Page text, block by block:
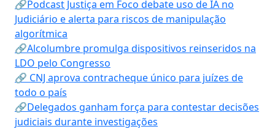
🔗Podcast Justiça em Foco debate uso de IA no
Judiciário e alerta para riscos de manipulação
algorítmica
🔗Alcolumbre promulga dispositivos reinseridos na
LDO pelo Congresso
🔗 CNJ aprova contracheque único para juízes de
todo o país
🔗Delegados ganham força para contestar decisões
judiciais durante investigações